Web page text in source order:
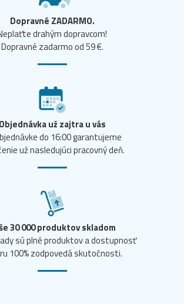
Dopravné ZADARMO.
drahým dopravcom!
Dopravné zadarmo od 59 €.
Objednávka už zajtra u vás
do 16:00 garantujeme
už nasledujúci pracovný deň.
30 000 produktov skladom
sú plné produktov a dostupnosť
100% zodpovedá skutočnosti.